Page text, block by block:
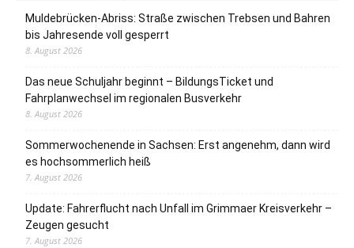
Muldebrücken-Abriss: Straße zwischen Trebsen und Bahren
bis Jahresende voll gesperrt
8. August 2026
Das neue Schuljahr beginnt – BildungsTicket und
Fahrplanwechsel im regionalen Busverkehr
8. August 2026
Sommerwochenende in Sachsen: Erst angenehm, dann wird
es hochsommerlich heiß
7. August 2026
Update: Fahrerflucht nach Unfall im Grimmaer Kreisverkehr –
Zeugen gesucht
7. August 2026